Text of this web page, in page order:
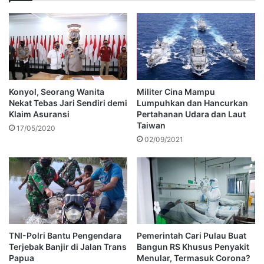
Konyol, Seorang Wanita
Nekat Tebas Jari Sendiri demi
Klaim Asuransi
17/05/2020
Militer Cina Mampu
Lumpuhkan dan Hancurkan
Pertahanan Udara dan Laut
Taiwan
02/09/2021
TNI-Polri Bantu Pengendara
Terjebak Banjir di Jalan Trans
Papua
Pemerintah Cari Pulau Buat
Bangun RS Khusus Penyakit
Menular, Termasuk Corona?